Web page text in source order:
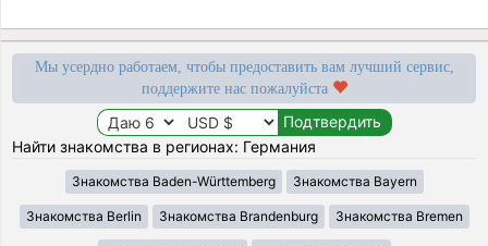
Мы усердно работаем, чтобы предоставить вам лучший сервис,
поддержите нас пожалуйста
Найти знакомства в регионах: Германия
Знакомства Baden-Württemberg Знакомства Bayern
Знакомства Berlin Знакомства Brandenburg Знакомства Bremen